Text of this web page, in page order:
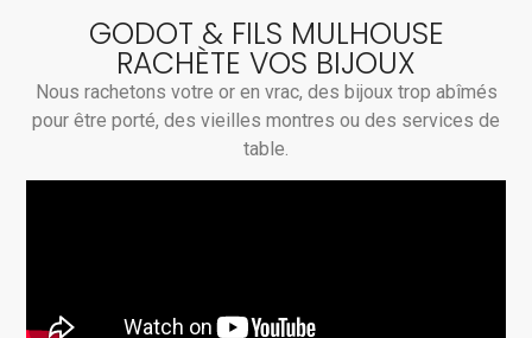
GODOT & FILS MULHOUSE
RACHÈTE VOS BIJOUX
Nous rachetons votre or en vrac, des bijoux trop abîmés
pour être porté, des vieilles montres ou des services de
table.